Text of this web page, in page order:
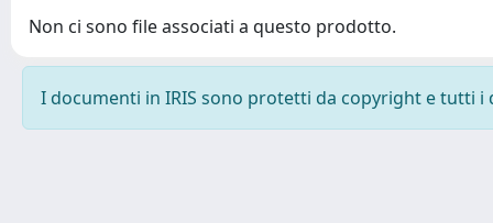
Non ci sono file associati a questo prodotto.
I documenti in IRIS sono protetti da copyright e tutti